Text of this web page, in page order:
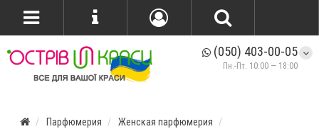
(050) 403-00-05
Пн.-Пт. 10:00 — 18:00
Парфюмерия
Женская парфюмерия